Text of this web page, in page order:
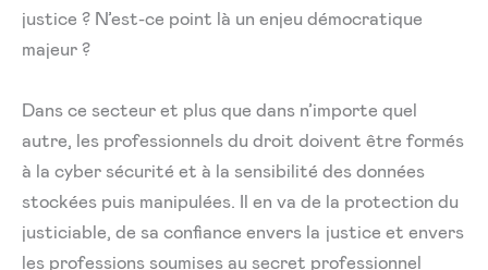
justice ? N’est-ce point là un enjeu démocratique
majeur ?
Dans ce secteur et plus que dans n’importe quel
autre, les professionnels du droit doivent être formés
à la cyber sécurité et à la sensibilité des données
stockées puis manipulées. Il en va de la protection du
justiciable, de sa confiance envers la justice et envers
les professions soumises au secret professionnel